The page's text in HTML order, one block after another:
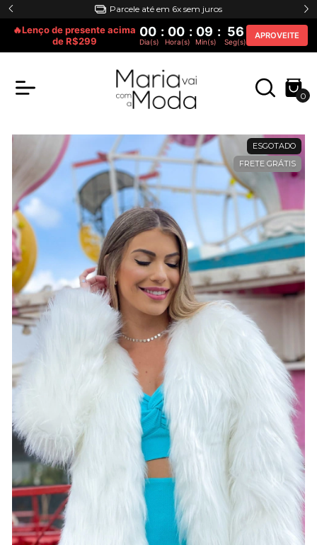
Parcele até em 6x sem juros
🔥Lenço de presente acima
de R$299
00 : 00 : 09 : 56
Dia(s) Hora(s) Min(s) Seg(s)
APROVEITE
0
ESGOTADO
FRETE GRÁTIS